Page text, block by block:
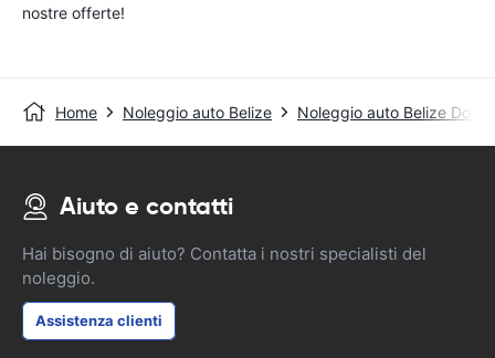
nostre offerte!
Home Noleggio auto Belize Noleggio auto Belize
Aiuto e contatti
Hai bisogno di aiuto? Contatta i nostri specialisti del
noleggio.
Assistenza clienti